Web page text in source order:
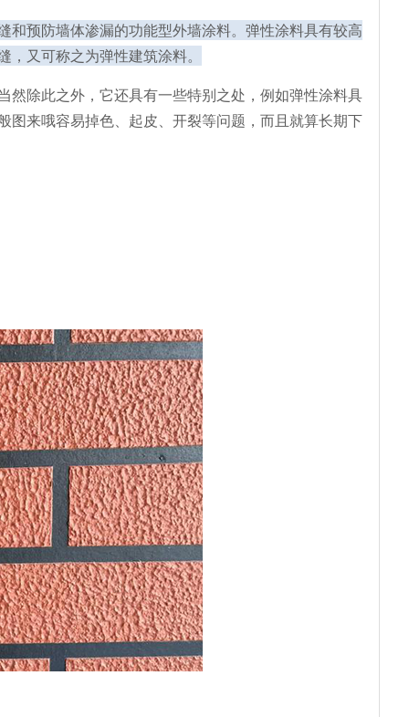
预防墙体渗漏的功能型外墙涂料。弹性涂料具有较高
又可称之为弹性建筑涂料。
然除此之外，它还具有一些特别之处，例如弹性涂料具
来哦容易掉色、起皮、开裂等问题，而且就算长期下